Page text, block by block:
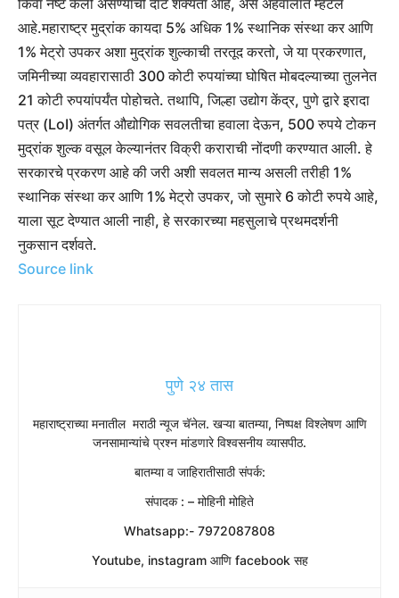
किंवा नष्ट केली असण्याची दाट शक्यता आहे, असे अहवालात म्हटले
आहे.महाराष्ट्र मुद्रांक कायदा 5% अधिक 1% स्थानिक संस्था कर आणि
1% मेट्रो उपकर अशा मुद्रांक शुल्काची तरतूद करतो, जे या प्रकरणात,
जमिनीच्या व्यवहारासाठी 300 कोटी रुपयांच्या घोषित मोबदल्याच्या तुलनेत
21 कोटी रुपयांपर्यंत पोहोचते. तथापि, जिल्हा उद्योग केंद्र, पुणे द्वारे इरादा
पत्र (LoI) अंतर्गत औद्योगिक सवलतीचा हवाला देऊन, 500 रुपये टोकन
मुद्रांक शुल्क वसूल केल्यानंतर विक्री कराराची नोंदणी करण्यात आली. हे
सरकारचे प्रकरण आहे की जरी अशी सवलत मान्य असली तरीही 1%
स्थानिक संस्था कर आणि 1% मेट्रो उपकर, जो सुमारे 6 कोटी रुपये आहे,
याला सूट देण्यात आली नाही, हे सरकारच्या महसुलाचे प्रथमदर्शनी
नुकसान दर्शवते.
Source link
पुणे २४ तास
महाराष्ट्राच्या मनातील मराठी न्यूज चॅनेल. खऱ्या बातम्या, निष्पक्ष विश्लेषण आणि
जनसामान्यांचे प्रश्न मांडणारे विश्वसनीय व्यासपीठ.
बातम्या व जाहिरातीसाठी संपर्क:
संपादक : – मोहिनी मोहिते
Whatsapp:- 7972087808
Youtube, instagram आणि facebook सह